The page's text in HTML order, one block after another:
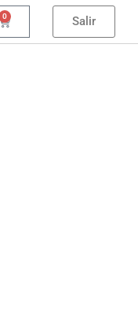
0 Salir